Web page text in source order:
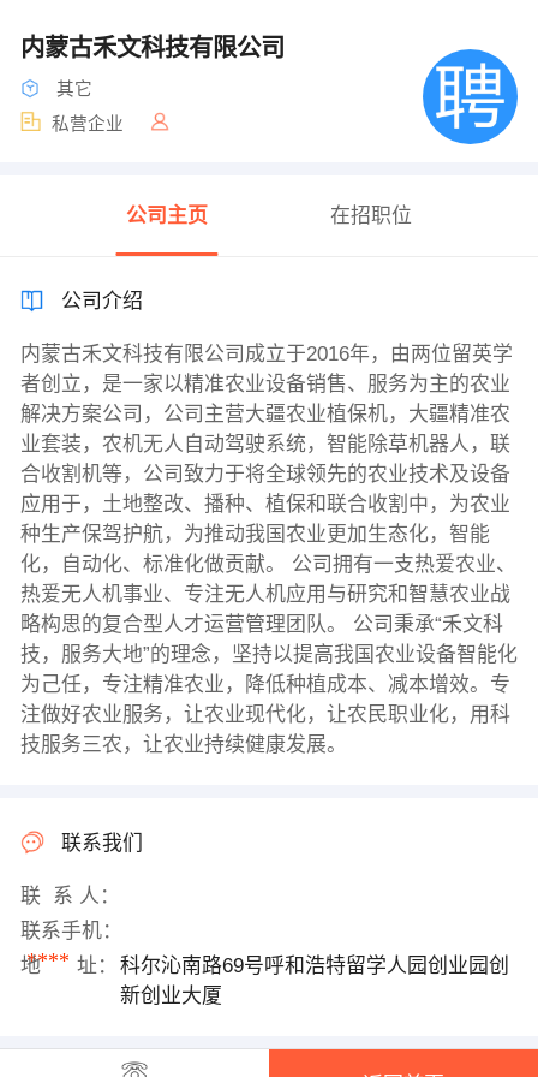
内蒙古禾文科技有限公司
其它
私营企业
公司主页 在招职位
公司介绍
内蒙古禾文科技有限公司成立于2016年，由两位留英学
者创立，是一家以精准农业设备销售、服务为主的农业
解决方案公司，公司主营大疆农业植保机，大疆精准农
业套装，农机无人自动驾驶系统，智能除草机器人，联
合收割机等，公司致力于将全球领先的农业技术及设备
应用于，土地整改、播种、植保和联合收割中，为农业
种生产保驾护航，为推动我国农业更加生态化，智能
化，自动化、标准化做贡献。 公司拥有一支热爱农业、
热爱无人机事业、专注无人机应用与研究和智慧农业战
略构思的复合型人才运营管理团队。 公司秉承“禾文科
技，服务大地”的理念，坚持以提高我国农业设备智能化
为己任，专注精准农业，降低种植成本、减本增效。专
注做好农业服务，让农业现代化，让农民职业化，用科
技服务三农，让农业持续健康发展。
联系我们
联 系 人：
联系手机：
****
地 址：
科尔沁南路69号呼和浩特留学人园创业园创
新创业大厦